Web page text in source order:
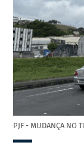
PJF - MUDANÇA NO